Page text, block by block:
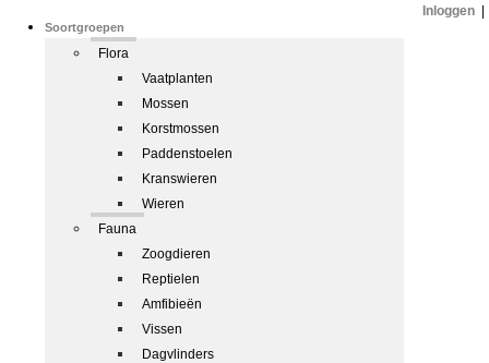
Soortgroepen
Flora
Vaatplanten
Mossen
Korstmossen
Paddenstoelen
Kranswieren
Wieren
Fauna
Zoogdieren
Reptielen
Amfibieën
Vissen
Dagvlinders
Inloggen